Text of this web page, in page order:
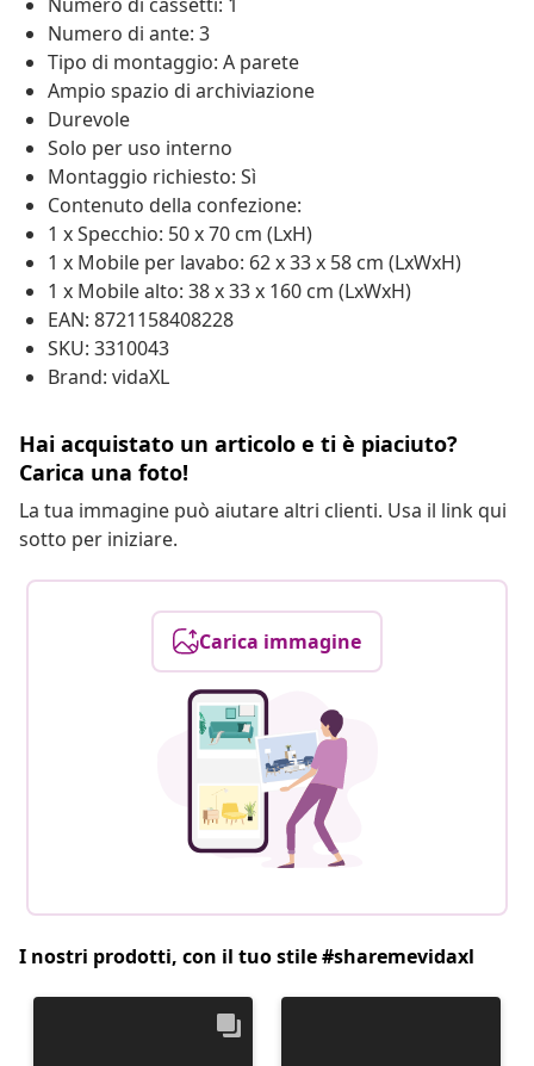
Numero di ante: 3
Tipo di montaggio: A parete
Ampio spazio di archiviazione
Durevole
Solo per uso interno
Montaggio richiesto: Sì
Contenuto della confezione:
1 x Specchio: 50 x 70 cm (LxH)
1 x Mobile per lavabo: 62 x 33 x 58 cm (LxWxH)
1 x Mobile alto: 38 x 33 x 160 cm (LxWxH)
EAN: 8721158408228
SKU: 3310043
Brand: vidaXL
Hai acquistato un articolo e ti è piaciuto?
Carica una foto!
La tua immagine può aiutare altri clienti. Usa il link qui
sotto per iniziare.
Carica immagine
I nostri prodotti, con il tuo stile #sharemevidaxl